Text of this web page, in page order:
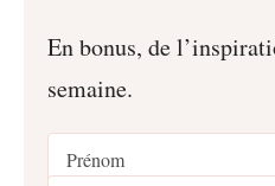
En bonus, de
semaine.